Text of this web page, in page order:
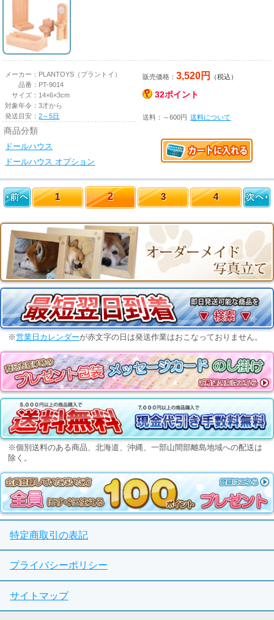
メーカー： PLANTOYS（プラントイ）
品番： PT-9014
サイズ： 14×6×3cm
対象年令：3才から
発送目安：2～5日
商品分類
ドールハウス
ドールハウス オプション
販売価格：3,520円 （税込）
32ポイント
送料：～600円 送料について
1 2 3 4
※営業日カレンダーが赤文字の日は発送作業はおこなっておりません。
※個別送料のある商品、北海道、沖縄、一部山間部離島地域への配送は
除く。
特定商取引の表記
プライバシーポリシー
サイトマップ